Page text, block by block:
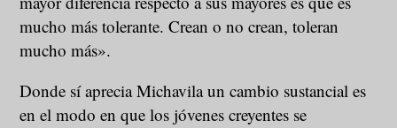
mucho más tolerante. Crean o no crean, toleran
mucho más».
Donde sí aprecia Michavila un cambio sustancial es
en el modo en que los jóvenes creyentes se